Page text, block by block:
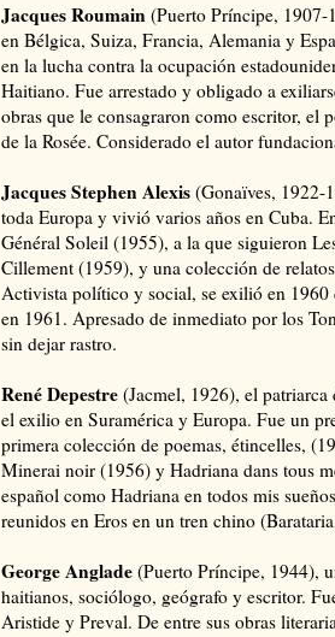
Jacques Roumain (Puerto Príncipe, 1907-
en Bélgica, Suiza, Francia, Alemania y
en la lucha contra la ocupación
Haitiano. Fue arrestado y obligado a
obras que le consagraron como escritor, el
de la Rosée. Considerado el autor
Jacques Stephen Alexis (Gonaïves, 1922-
toda Europa y vivió varios años en Cuba.
Général Soleil (1955), a la que siguieron
Cillement (1959), y una colección de
Activista político y social, se exilió en 1960
en 1961. Apresado de inmediato por los
sin dejar rastro.
René Depestre (Jacmel, 1926), el patriarca
el exilio en Suramérica y Europa. Fue un
primera colección de poemas, étincelles,
Minerai noir (1956) y Hadriana dans tous
español como Hadriana en todos mis
reunidos en Eros en un tren chino
George Anglade (Puerto Príncipe, 1944),
haitianos, sociólogo, geógrafo y escritor.
Aristide y Preval. De entre sus obras